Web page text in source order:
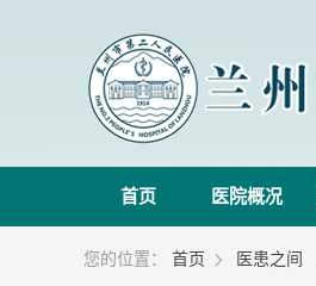
首页 医院概况
您的位置： 首页  医患之间